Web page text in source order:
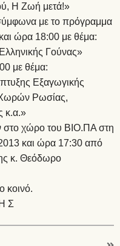
Η Ζωή μετά!»
με το πρόγραμμα
ώρα 18:00 με θέμα:
Γούνας»
με θέμα:
Εξαγωγικής
Χωρών Ρωσίας,
κ.α.»
στο χώρο του ΒΙΟ.ΠΑ στη
και ώρα 17:30 από
κ. Θεόδωρο
κοινό.
Σ